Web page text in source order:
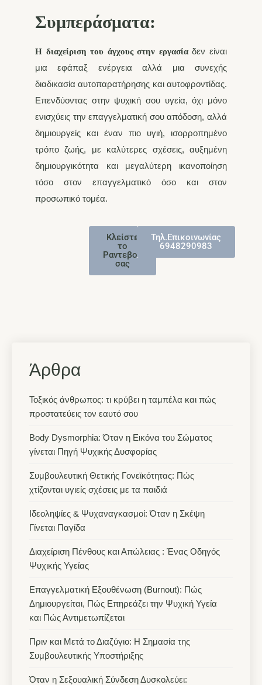
Συμπεράσματα:
Η διαχείριση του άγχους στην εργασίαδεν είναι
μια εφάπαξ ενέργεια αλλά μια συνεχής
διαδικασία αυτοπαρατήρησης και αυτοφροντίδας.
Επενδύοντας στην ψυχική σου υγεία, όχι μόνο
ενισχύεις την επαγγελματική σου απόδοση, αλλά
δημιουργείς και έναν πιο υγιή, ισορροπημένο
τρόπο ζωής, με καλύτερες σχέσεις, αυξημένη
δημιουργικότητα και μεγαλύτερη ικανοποίηση
τόσο στον επαγγελματικό όσο και στον
προσωπικό τομέα.
Κλείστε
το
Ραντεβού
σας
Τηλ.Επικοινωνίας
6948290983
Άρθρα
Τοξικός άνθρωπος: τι κρύβει η ταμπέλα και πώς
προστατεύεις τον εαυτό σου
Body Dysmorphia: Όταν η Εικόνα του Σώματος
γίνεται Πηγή Ψυχικής Δυσφορίας
Συμβουλευτική Θετικής Γονεϊκότητας: Πώς
χτίζονται υγιείς σχέσεις με τα παιδιά
Ιδεοληψίες & Ψυχαναγκασμοί: Όταν η Σκέψη
Γίνεται Παγίδα
Διαχείριση Πένθους και Απώλειας : Ένας Οδηγός
Ψυχικής Υγείας
Επαγγελματική Εξουθένωση (Burnout): Πώς
Δημιουργείται, Πώς Επηρεάζει την Ψυχική Υγεία
και Πώς Αντιμετωπίζεται
Πριν και Μετά το Διαζύγιο: Η Σημασία της
Συμβουλευτικής Υποστήριξης
Όταν η Σεξουαλική Σύνδεση Δυσκολεύει: